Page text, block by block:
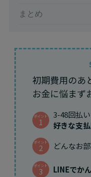
まとめ
初期費用のあ
お金に悩まず
ポイント
1
3-48回払い
好きな支
ポイント
2 どんなお
ポイント
3 LINEでか